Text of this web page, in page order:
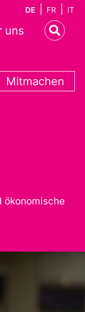
DE FR IT
uns
Mitmachen
ökonomische